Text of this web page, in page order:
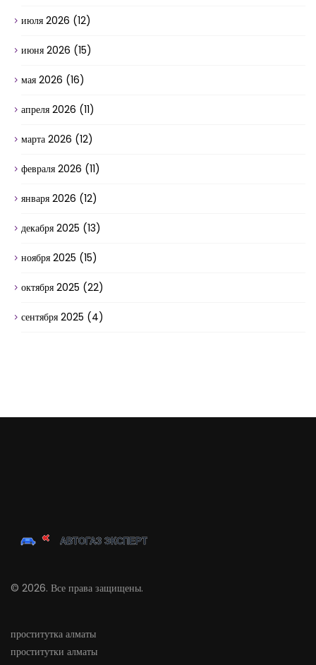
июля 2026 (12)
июня 2026 (15)
мая 2026 (16)
апреля 2026 (11)
марта 2026 (12)
февраля 2026 (11)
января 2026 (12)
декабря 2025 (13)
ноября 2025 (15)
октября 2025 (22)
сентября 2025 (4)
© 2026. Все права защищены.
проститутка алматы
проститутки алматы